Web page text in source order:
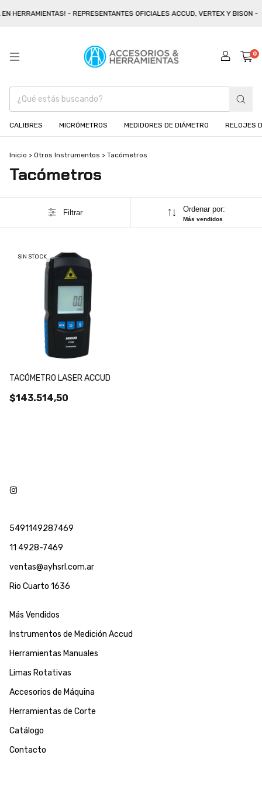
HERRAMIENTAS! - REPRESENTANTES OFICIALES ACCUD, VERTEX Y BISON -
0
CALIBRES MICRÓMETROS MEDIDORES DE DIÁMETRO RELOJES
Inicio > Otros Instrumentos > Tacómetros
Tacómetros
Filtrar Ordenar por:
Más vendidos
SIN STOCK
TACÓMETRO LASER ACCUD
$143.514,50
5491149287469
11 4928-7469
ventas@ayhsrl.com.ar
Rio Cuarto 1636
Más Vendidos
Instrumentos de Medición Accud
Herramientas Manuales
Limas Rotativas
Accesorios de Máquina
Herramientas de Corte
Catálogo
Contacto